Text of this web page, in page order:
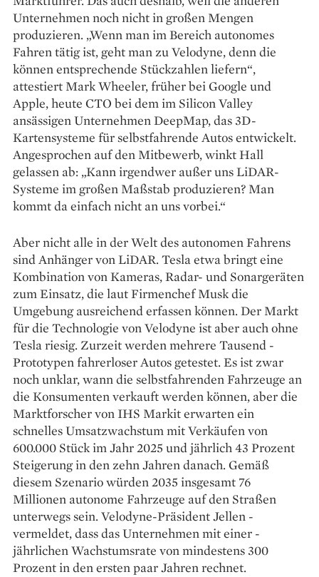
Unternehmen noch nicht in großen Mengen
produzieren. „Wenn man im Bereich autonomes
Fahren tätig ist, geht man zu Velodyne, denn die
können entsprechende Stückzahlen liefern“,
attestiert Mark Wheeler, früher bei Google und
Apple, heute CTO bei dem im Silicon Valley
ansässigen Unternehmen DeepMap, das 3D-
Kartensysteme für selbstfahrende Autos entwickelt.
Angesprochen auf den Mitbewerb, winkt Hall
gelassen ab: „Kann irgendwer ­außer uns LiDAR-
Systeme im großen Maßstab produzieren? Man
kommt da einfach nicht an uns vorbei.“
Aber nicht alle in der Welt des autonomen Fahrens
sind Anhänger von LiDAR. Tesla etwa bringt eine
Kombination von Kameras, Radar- und Sonargeräten
zum Einsatz, die laut Firmenchef Musk die
Umgebung ausreichend erfassen können. Der Markt
für die Technologie von Velodyne ist aber auch ohne
Tesla riesig. Zurzeit werden mehrere Tausend ­
Prototypen fahrerloser Autos getestet. Es ist zwar
noch unklar, wann die ­selbstfahrenden Fahrzeuge an
die Konsumenten verkauft werden können, aber die
Marktforscher von IHS Markit erwarten ein
schnelles Umsatzwachstum mit Verkäufen von
600.000 Stück im Jahr 2025 und jährlich 43 Prozent
Steigerung in den zehn Jahren ­danach. Gemäß
diesem Szenario würden 2035 insgesamt 76
Millionen autonome Fahrzeuge auf den Straßen
unterwegs sein. Velodyne-Präsident Jellen ­
vermeldet, dass das Unternehmen mit einer ­
jährlichen Wachstumsrate von mindestens 300
Prozent in den ersten paar Jahren rechnet.